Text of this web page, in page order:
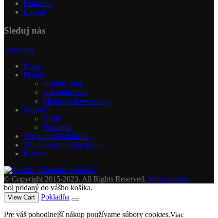
Pokladňa
Logout
Sleduj nás
Facebook
Úvod
Ponuka
Osobné autá
Náhradné diely
Motory a Prevodovky
Môj účet
Košík
Pokladňa
Obchodné Podmienky
Ochrana osobných údajov
Kontakt
© Copyright 2015-2023. All Rights Reserved. Mapa stránky
bol pridaný do vášho košíka.
View Cart Pokladňa
Pre váš pohodlnejší nákup používame súbory cookies.Viac